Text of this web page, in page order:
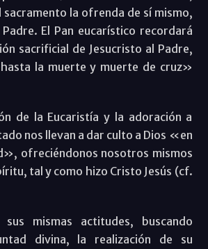
sacramento la ofrenda de sí mismo,
El Pan eucarístico recordará
sacrificial de Jesucristo al Padre,
la muerte y muerte de cruz»
de la Eucaristía y la adoración a
nos llevan a dar culto a Dios «en
ofreciéndonos nosotros mismos
tal y como hizo Cristo Jesús (cf.
sus mismas actitudes, buscando
divina, la realización de su